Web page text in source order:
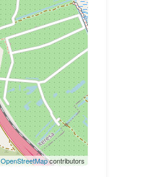
OpenStreetMapcontributors